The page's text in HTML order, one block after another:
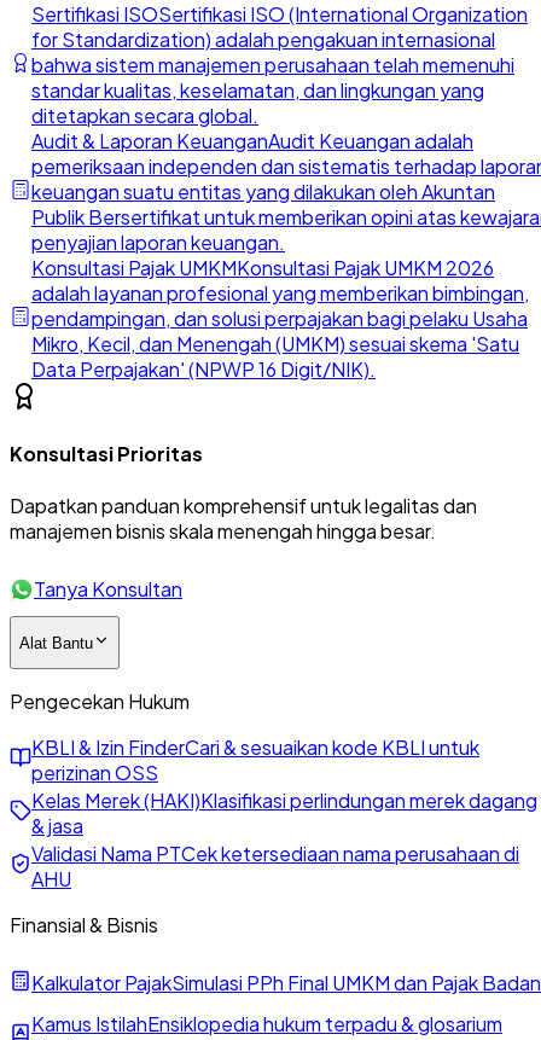
Sertifikasi ISOSertifikasi ISO (International Organization
for Standardization) adalah pengakuan internasional
bahwa sistem manajemen perusahaan telah memenuhi
standar kualitas, keselamatan, dan lingkungan yang
ditetapkan secara global.
Audit & Laporan KeuanganAudit Keuangan adalah
pemeriksaan independen dan sistematis terhadap
keuangan suatu entitas yang dilakukan oleh Akuntan
Publik Bersertifikat untuk memberikan opini atas
penyajian laporan keuangan.
Konsultasi Pajak UMKMKonsultasi Pajak UMKM 2026
adalah layanan profesional yang memberikan bimbingan,
pendampingan, dan solusi perpajakan bagi pelaku Usaha
Mikro, Kecil, dan Menengah (UMKM) sesuai skema 'Satu
Data Perpajakan' (NPWP 16 Digit/NIK).
Konsultasi Prioritas
Dapatkan panduan komprehensif untuk legalitas dan
manajemen bisnis skala menengah hingga besar.
Tanya Konsultan
Alat Bantu
Pengecekan Hukum
KBLI & Izin FinderCari & sesuaikan kode KBLI untuk
perizinan OSS
Kelas Merek (HAKI)Klasifikasi perlindungan merek dagang
& jasa
Validasi Nama PTCek ketersediaan nama perusahaan di
AHU
Finansial & Bisnis
Kalkulator PajakSimulasi PPh Final UMKM dan Pajak Badan
Kamus IstilahEnsiklopedia hukum terpadu & glosarium